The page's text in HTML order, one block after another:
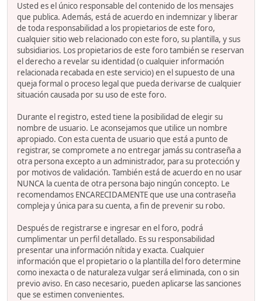
Usted es el único responsable del contenido de los mensajes
que publica. Además, está de acuerdo en indemnizar y liberar
de toda responsabilidad a los propietarios de este foro,
cualquier sitio web relacionado con este foro, su plantilla, y sus
subsidiarios. Los propietarios de este foro también se reservan
el derecho a revelar su identidad (o cualquier información
relacionada recabada en este servicio) en el supuesto de una
queja formal o proceso legal que pueda derivarse de cualquier
situación causada por su uso de este foro.
Durante el registro, ested tiene la posibilidad de elegir su
nombre de usuario. Le aconsejamos que utilice un nombre
apropiado. Con esta cuenta de usuario que está a punto de
registrar, se compromete a no entregar jamás su contraseña a
otra persona excepto a un administrador, para su protección y
por motivos de validación. También está de acuerdo en no usar
NUNCA la cuenta de otra persona bajo ningún concepto. Le
recomendamos ENCARECIDAMENTE que use una contraseña
compleja y única para su cuenta, a fin de prevenir su robo.
Después de registrarse e ingresar en el foro, podrá
cumplimentar un perfil detallado. Es su responsabilidad
presentar una información nítida y exacta. Cualquier
información que el propietario o la plantilla del foro determine
como inexacta o de naturaleza vulgar será eliminada, con o sin
previo aviso. En caso necesario, pueden aplicarse las sanciones
que se estimen convenientes.